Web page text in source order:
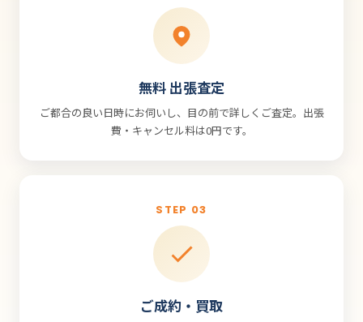
無料 出張査定
ご都合の良い日時にお伺いし、目の前で詳しくご査定。出張
費・キャンセル料は0円です。
STEP 03
ご成約・買取